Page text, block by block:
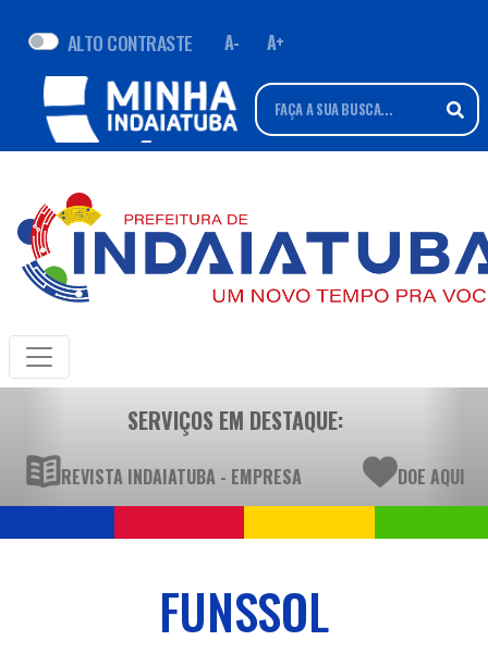
ALTO CONTRASTE A- A+
SERVIÇOS EM DESTAQUE:
REVISTA INDAIATUBA - EMPRESA DOE AQUI
FUNSSOL